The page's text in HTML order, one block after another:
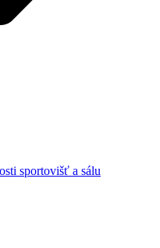
sportovišť a sálu